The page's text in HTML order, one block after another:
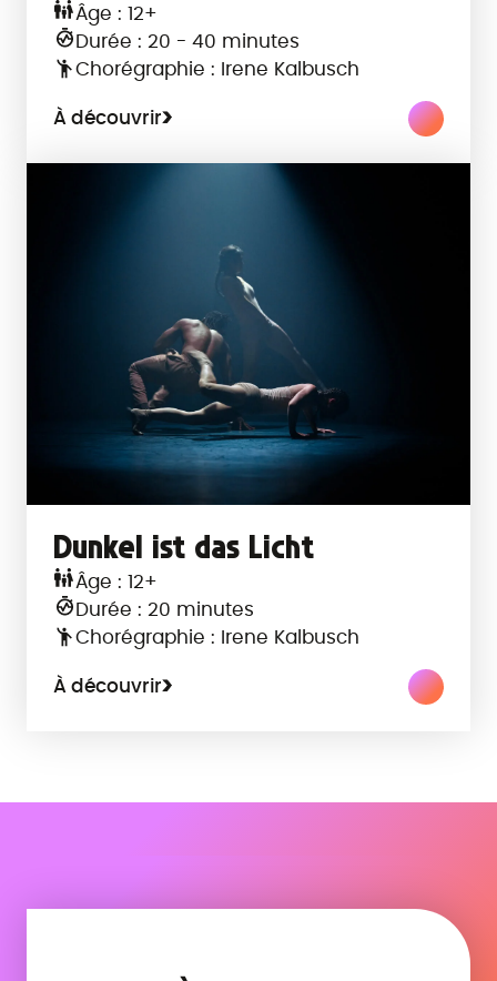
Âge : 12+
Durée : 20 - 40 minutes
Chorégraphie : Irene Kalbusch
À découvrir
Dunkel ist das Licht
Âge : 12+
Durée : 20 minutes
Chorégraphie : Irene Kalbusch
À découvrir